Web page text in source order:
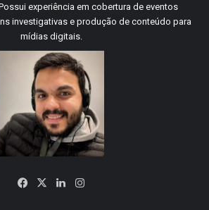
experiência em cobertura de eventos
investigativas e produção de conteúdo para
mídias digitais.
Facebook
X LinkedinInstagram